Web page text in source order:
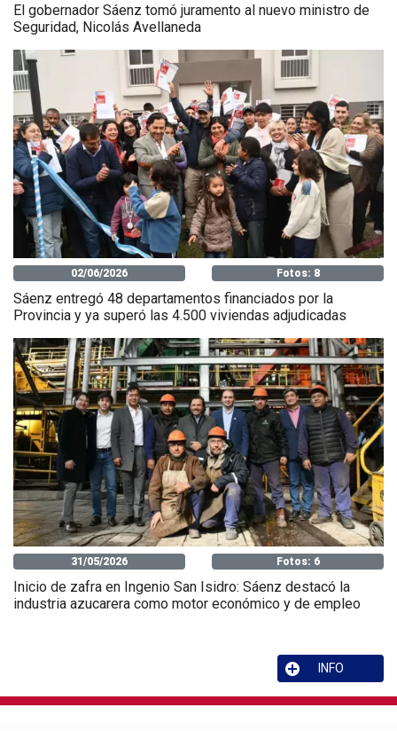
El gobernador Sáenz tomó juramento al nuevo ministro de
Seguridad, Nicolás Avellaneda
02/06/2026 Fotos: 8
Sáenz entregó 48 departamentos financiados por la
Provincia y ya superó las 4.500 viviendas adjudicadas
31/05/2026 Fotos: 6
Inicio de zafra en Ingenio San Isidro: Sáenz destacó la
industria azucarera como motor económico y de empleo
INFO